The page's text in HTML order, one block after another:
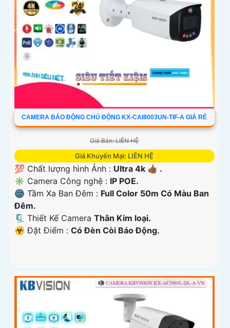
CAMERA BÁO ĐỘNG CHỦ ĐỘNG KX-CAI8003UN-TIF-A GIÁ RẺ
Giá Bán: LIÊN HỆ
Giá Khuyến Mại: LIÊN HỆ
💯 Chất lượng hình Ảnh : Ultra 4k 👍🏾 .
✳️ Camera Công nghệ : IP POE.
🌚 Tầm Xa Ban Đêm : Full Color 50m Có Màu Ban
Ðêm.
🗜️ Thiết Kế Camera Thân Kim loại.
️☣️ Đặt Điểm : Có Ðèn Còi Báo Động.